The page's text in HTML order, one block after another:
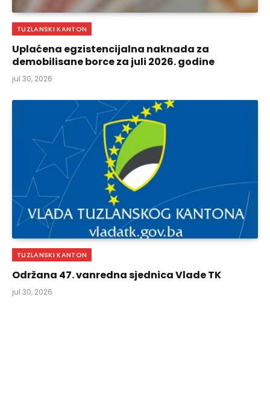
TUZLANSKI KANTON
Uplaćena egzistencijalna naknada za
demobilisane borce za juli 2026. godine
jul 30, 2026
TUZLANSKI KANTON
Održana 47. vanredna sjednica Vlade TK
jul 30, 2026